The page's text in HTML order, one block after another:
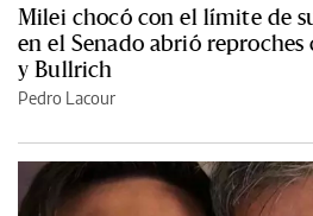
Milei chocó con el límite de
en el Senado abrió
y Bullrich
Pedro Lacour